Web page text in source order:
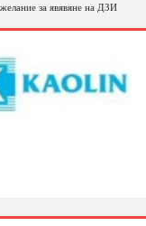
за явявяне на ДЗИ